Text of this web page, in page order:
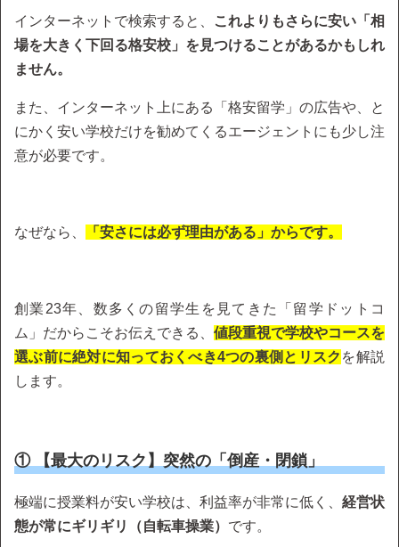
インターネットで検索すると、
これよりもさらに安い「相
場を大きく下回る格安校」を見つけることがあるかもしれ
ません。
また、インターネット上にある「格安留学」の広告や、と
にかく安い学校だけを勧めてくるエージェントにも少し注
意が必要です。
なぜなら、 「安さには必ず理由がある」からです。
創業23年、数多くの留学生を見てきた「留学ドットコ
ム」だからこそお伝えできる、 値段重視で学校やコースを
選ぶ前に絶対に知っておくべき4つの裏側とリスク を解説
します。
① 【最大のリスク】突然の「倒産・閉鎖」
極端に授業料が安い学校は、利益率が非常に低く、 経営状
態が常にギリギリ（自転車操業） です。